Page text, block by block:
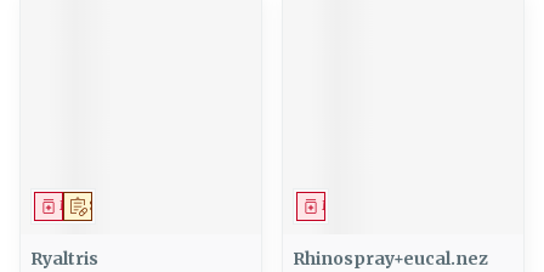
Sur prescription
Médicament
Ryaltris
Médicament
Rhinospray+eucal.nez